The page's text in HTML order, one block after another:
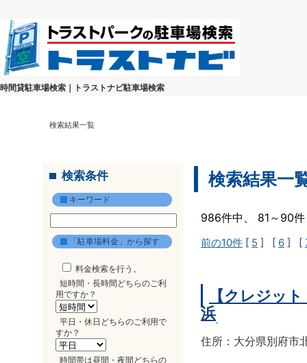
時間貸駐車場検索｜トラストナビ駐車場検索
検索結果一覧
検索条件
キーワード
「駐車場料金」から探す
料金検索を行う。
短時間・長時間どちらのご利
用ですか？
平日・休日どちらのご利用で
すか？
時間帯は昼間・夜間どちらの
検索結果一
986件中、 81～90
前の10件 [ 5 ] [ 6 ] [
【クレジッ
浜
住所：大分県別府市